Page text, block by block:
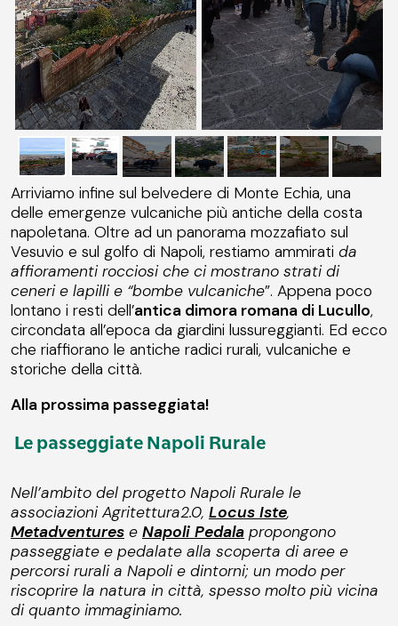
Arriviamo infine sul belvedere di Monte Echia, una
delle emergenze vulcaniche più antiche della costa
napoletana. Oltre ad un panorama mozzafiato sul
Vesuvio e sul golfo di Napoli, restiamo ammirati da
affioramenti rocciosi che ci mostrano strati di
ceneri e lapilli e “bombe vulcaniche”. Appena poco
lontano i resti dell’antica dimora romana di Lucullo,
circondata all’epoca da giardini lussureggianti. Ed ecco
che riaffiorano le antiche radici rurali, vulcaniche e
storiche della città.
Alla prossima passeggiata!
Le passeggiate Napoli Rurale
Nell’ambito del progetto Napoli Rurale le
associazioni Agritettura2.0, Locus Iste,
Metadventures e Napoli Pedala propongono
passeggiate e pedalate alla scoperta di aree e
percorsi rurali a Napoli e dintorni; un modo per
riscoprire la natura in città, spesso molto più vicina
di quanto immaginiamo.